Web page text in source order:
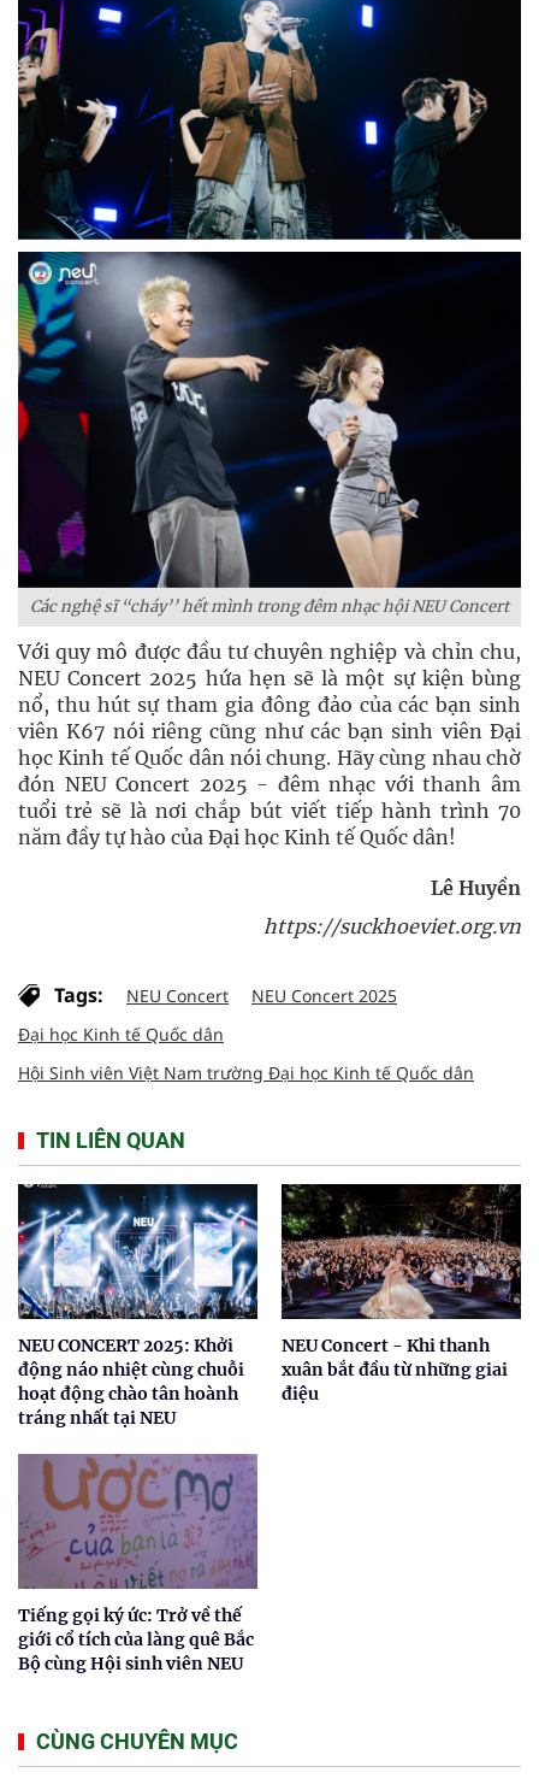
Các nghệ sĩ “cháy’’ hết mình trong đêm nhạc hội NEU Concert
Với quy mô được đầu tư chuyên nghiệp và chỉn chu,
NEU Concert 2025 hứa hẹn sẽ là một sự kiện bùng
nổ, thu hút sự tham gia đông đảo của các bạn sinh
viên K67 nói riêng cũng như các bạn sinh viên Đại
học Kinh tế Quốc dân nói chung. Hãy cùng nhau chờ
đón NEU Concert 2025 - đêm nhạc với thanh âm
tuổi trẻ sẽ là nơi chắp bút viết tiếp hành trình 70
năm đầy tự hào của Đại học Kinh tế Quốc dân!
Lê Huyền
https://suckhoeviet.org.vn
Tags: NEU Concert
NEU Concert 2025
Đại học Kinh tế Quốc dân
Hội Sinh viên Việt Nam trường Đại học Kinh tế Quốc dân
TIN LIÊN QUAN
NEU CONCERT 2025: Khởi
động náo nhiệt cùng chuỗi
hoạt động chào tân hoành
tráng nhất tại NEU
NEU Concert - Khi thanh
xuân bắt đầu từ những giai
điệu
Tiếng gọi ký ức: Trở về thế
giới cổ tích của làng quê Bắc
Bộ cùng Hội sinh viên NEU
CÙNG CHUYÊN MỤC